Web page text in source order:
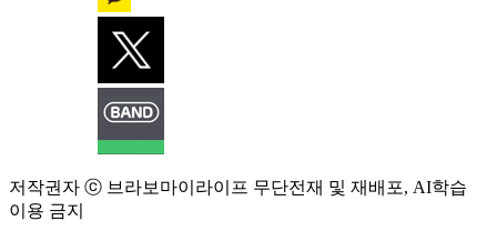
저작권자 ⓒ 브라보마이라이프 무단전재 및 재배포, AI학습
이용 금지